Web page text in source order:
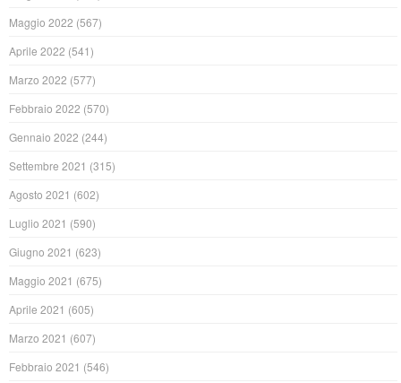
Maggio 2022 (567)
Aprile 2022 (541)
Marzo 2022 (577)
Febbraio 2022 (570)
Gennaio 2022 (244)
Settembre 2021 (315)
Agosto 2021 (602)
Luglio 2021 (590)
Giugno 2021 (623)
Maggio 2021 (675)
Aprile 2021 (605)
Marzo 2021 (607)
Febbraio 2021 (546)